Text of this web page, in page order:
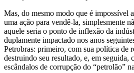
Mas, do mesmo modo que é impossível
uma ação para vendê-la, simplesmente
aquele seria o ponto de inflexão da
duplamente impactado nos anos
Petrobras: primeiro, com sua política de
destruindo seu resultado, e, em seguida,
escândalos de corrupção do “petrolão”